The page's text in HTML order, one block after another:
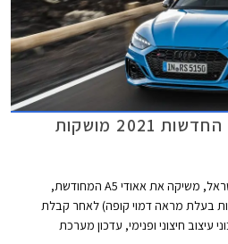
אאודי A5 ואאודי RS5 החדשות 2021 מושקות
צ'מפיון מוטורס, יבואנית אאודי לישראל, משיקה את אאודי A5 המחודשת,
קופה וספורטבק (4 דלתות בעלת מראה דמוי קופה) לאחר קבלת
חיצוני ופנימי, עדכון מערכת